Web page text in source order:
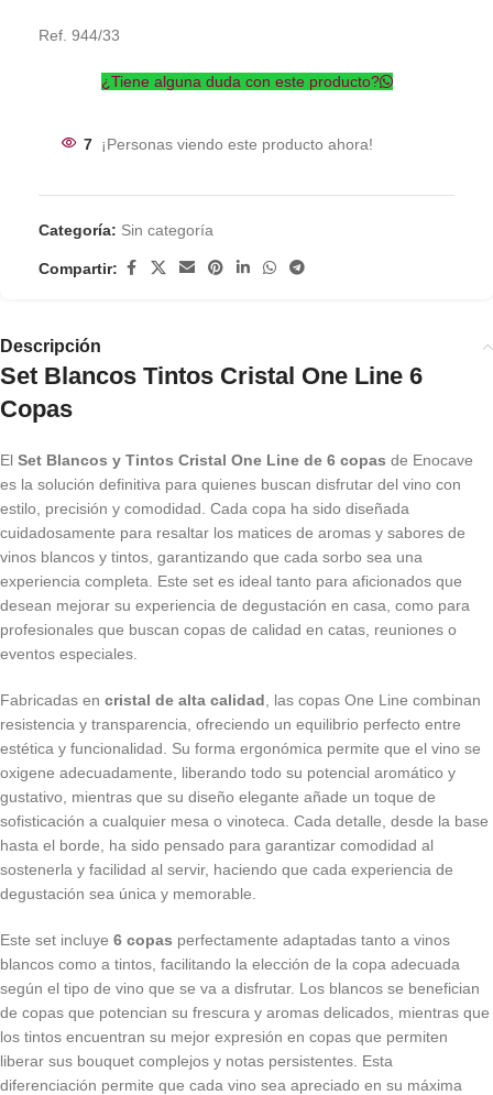
Ref. 944/33
¿Tiene alguna duda con este producto?
7 ¡Personas viendo este producto ahora!
Categoría: Sin categoría
Compartir:
Descripción
Set Blancos Tintos Cristal One Line 6
Copas
El Set Blancos y Tintos Cristal One Line de 6 copas de Enocave
es la solución definitiva para quienes buscan disfrutar del vino con
estilo, precisión y comodidad. Cada copa ha sido diseñada
cuidadosamente para resaltar los matices de aromas y sabores de
vinos blancos y tintos, garantizando que cada sorbo sea una
experiencia completa. Este set es ideal tanto para aficionados que
desean mejorar su experiencia de degustación en casa, como para
profesionales que buscan copas de calidad en catas, reuniones o
eventos especiales.
Fabricadas en cristal de alta calidad , las copas One Line combinan
resistencia y transparencia, ofreciendo un equilibrio perfecto entre
estética y funcionalidad. Su forma ergonómica permite que el vino se
oxigene adecuadamente, liberando todo su potencial aromático y
gustativo, mientras que su diseño elegante añade un toque de
sofisticación a cualquier mesa o vinoteca. Cada detalle, desde la base
hasta el borde, ha sido pensado para garantizar comodidad al
sostenerla y facilidad al servir, haciendo que cada experiencia de
degustación sea única y memorable.
Este set incluye 6 copas perfectamente adaptadas tanto a vinos
blancos como a tintos, facilitando la elección de la copa adecuada
según el tipo de vino que se va a disfrutar. Los blancos se benefician
de copas que potencian su frescura y aromas delicados, mientras que
los tintos encuentran su mejor expresión en copas que permiten
liberar sus bouquet complejos y notas persistentes. Esta
diferenciación permite que cada vino sea apreciado en su máxima